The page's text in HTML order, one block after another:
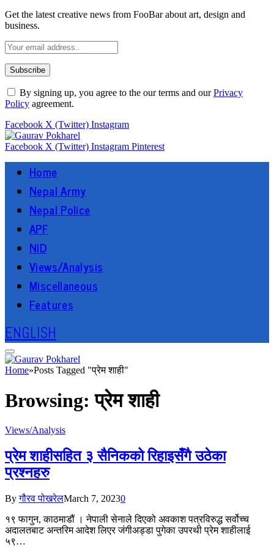
Get the latest creative news from FooBar about art, design and
business.
By signing up, you agree to the our terms and ourPrivacy
Policy agreement.
Facebook X (Twitter) Instagram
Facebook X (Twitter) Instagram Pinterest
Home
Nepal Army
Nepal Police
APF
NID
Views/Analysis
Miscellaneous
Features
ENGLISH
Home»Posts Tagged "प्रेम शाही"
Browsing:प्रेम शाही
Views/Analysis
प्रेम शाहीसहित ३ सैनिकको रिहाइसँगै उठेका
प्रश्नहरु
By गौरव पोखरेलMarch 7, 20230
१९ फागुन, काठमाडौं । नेपाली सेनाले दिएको अवकाश पत्रविरुद्ध सर्वोच्च
अदालतबाट अन्तरिम आदेश लिएर जंगीअड्डा पुगेका उपरथी प्रेम शाहीलाई
५९…